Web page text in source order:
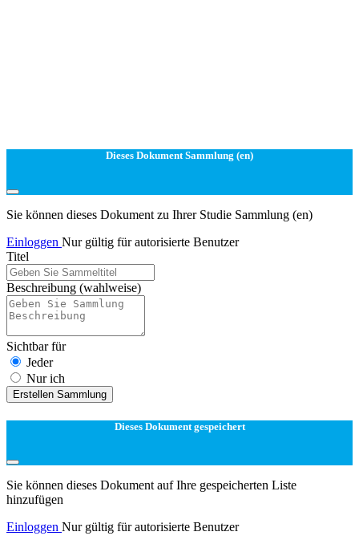
Dieses Dokument Sammlung (en)
Sie können dieses Dokument zu Ihrer Studie Sammlung (en)
Einloggen Nur gültig für autorisierte Benutzer
Titel
Beschreibung (wahlweise)
Sichtbar für
Jeder
Nur ich
Erstellen Sammlung
Dieses Dokument gespeichert
Sie können dieses Dokument auf Ihre gespeicherten Liste
hinzufügen
Einloggen Nur gültig für autorisierte Benutzer